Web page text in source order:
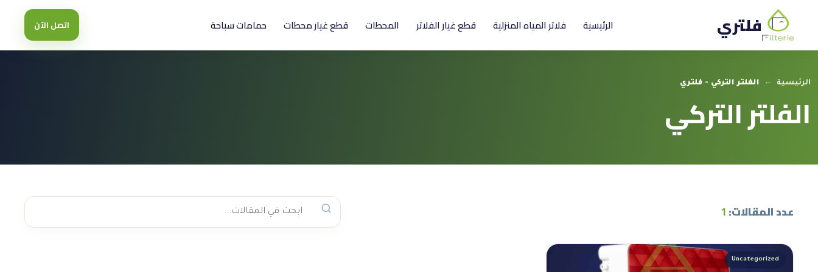
فلتري الرئيسية فلاتر المياه المنزلية قطع غيار الفلاتر المحطات قطع غيار محطات حمامات سباحة اتصل الآن
الرئيسية ← الفلتر التركي - فلتري
الفلتر التركي
عدد المقالات:1
Uncategorized